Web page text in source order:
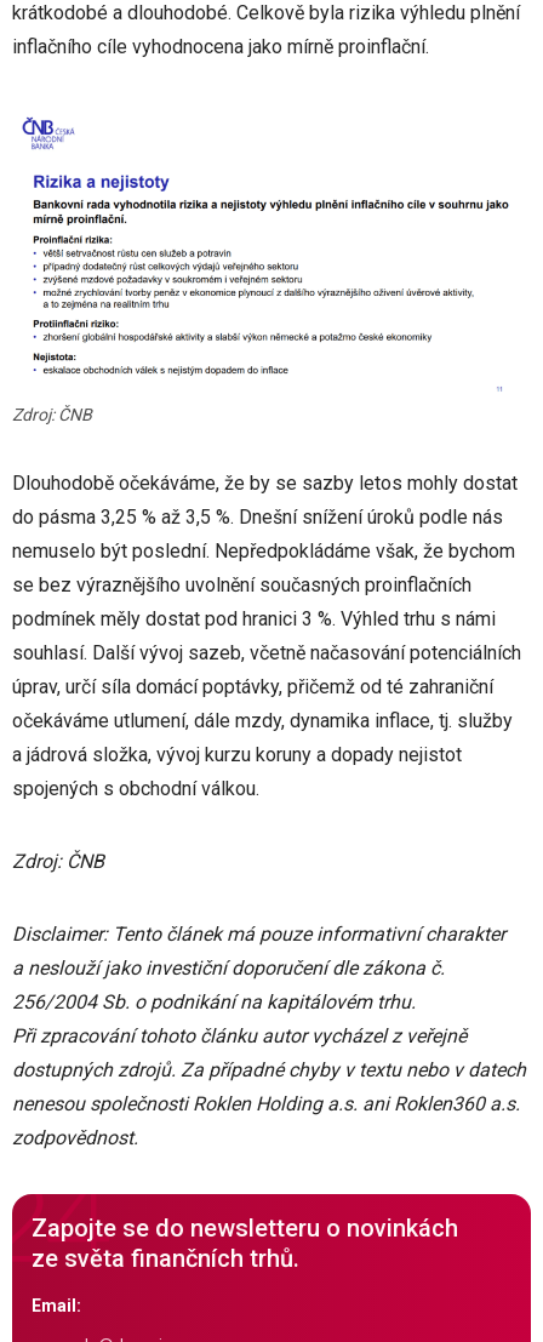
krátkodobé a dlouhodobé. Celkově byla rizika výhledu plnění
inflačního cíle vyhodnocena jako mírně proinflační.
Zdroj: ČNB
Dlouhodobě očekáváme, že by se sazby letos mohly dostat
do pásma 3,25 % až 3,5 %. Dnešní snížení úroků podle nás
nemuselo být poslední. Nepředpokládáme však, že bychom
se bez výraznějšího uvolnění současných proinflačních
podmínek měly dostat pod hranici 3 %. Výhled trhu s námi
souhlasí. Další vývoj sazeb, včetně načasování potenciálních
úprav, určí síla domácí poptávky, přičemž od té zahraniční
očekáváme utlumení, dále mzdy, dynamika inflace, tj. služby
a jádrová složka, vývoj kurzu koruny a dopady nejistot
spojených s obchodní válkou.
Zdroj: ČNB
Disclaimer: Tento článek má pouze informativní charakter
a neslouží jako investiční doporučení dle zákona č.
256/2004 Sb. o podnikání na kapitálovém trhu.
Při zpracování tohoto článku autor vycházel z veřejně
dostupných zdrojů. Za případné chyby v textu nebo v datech
nenesou společnosti Roklen Holding a.s. ani Roklen360 a.s.
zodpovědnost.
Zapojte se do newsletteru o novinkách
ze světa finančních trhů.
Email: